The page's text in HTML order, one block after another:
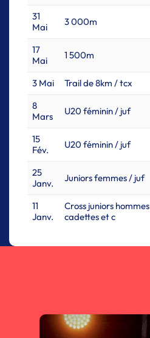
31
Mai
3 000m
17
Mai
1 500m
3 Mai Trail de 8km / tcx
8
Mars
U20 féminin / juf
15
Fév.
U20 féminin / juf
25
Janv.
Juniors femmes / juf
11
Janv.
Cross juniors hommes
cadettes et c